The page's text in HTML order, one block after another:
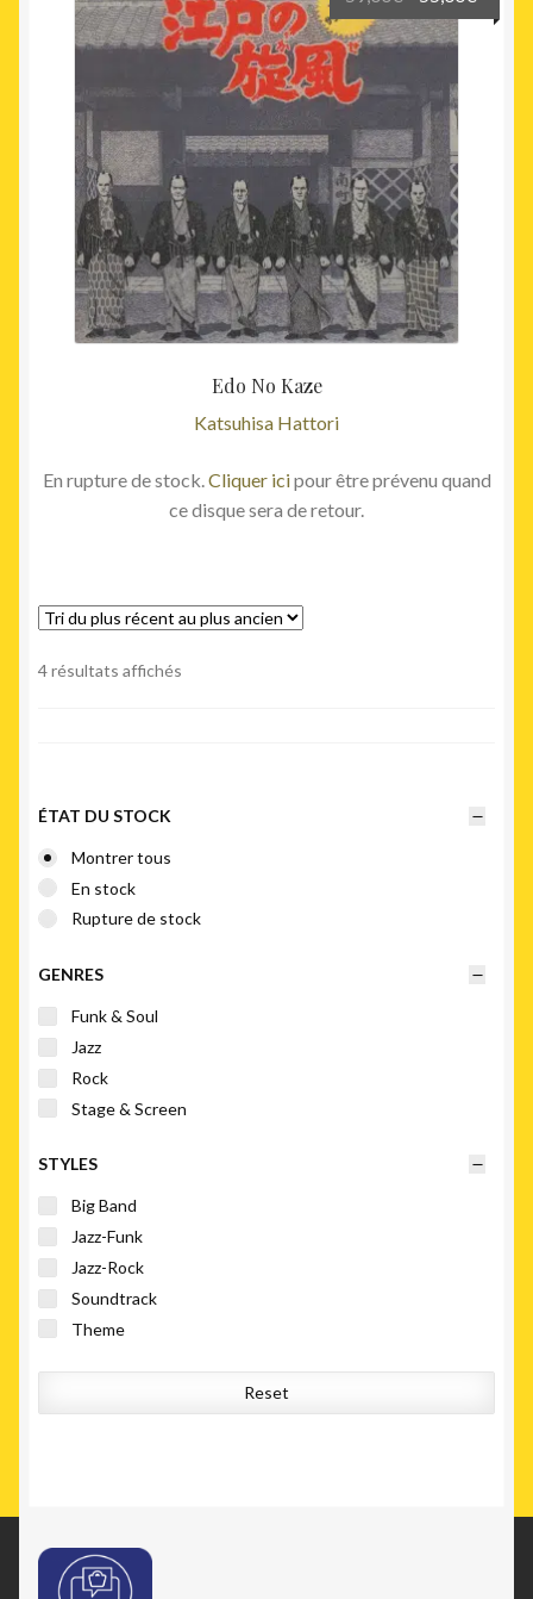
Edo No Kaze
Katsuhisa Hattori
prix
initial
était :
59,00€.
prix
En rupture de stock. Cliquer icipour être prévenu quand
ce disque sera de retour.
4 résultats affichés
ÉTAT DU STOCK
Montrer tous
En stock
Rupture de stock
GENRES
Funk & Soul
Jazz
Rock
Stage & Screen
STYLES
Big Band
Jazz-Funk
Jazz-Rock
Soundtrack
Theme
Reset